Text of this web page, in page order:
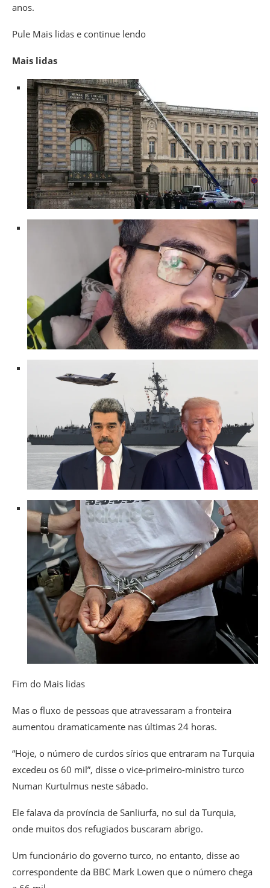
anos.
Pule Mais lidas e continue lendo
Mais lidas
Fim do Mais lidas
Mas o fluxo de pessoas que atravessaram a fronteira
aumentou dramaticamente nas últimas 24 horas.
“Hoje, o número de curdos sírios que entraram na Turquia
excedeu os 60 mil”, disse o vice-primeiro-ministro turco
Numan Kurtulmus neste sábado.
Ele falava da província de Sanliurfa, no sul da Turquia,
onde muitos dos refugiados buscaram abrigo.
Um funcionário do governo turco, no entanto, disse ao
correspondente da BBC Mark Lowen que o número chega